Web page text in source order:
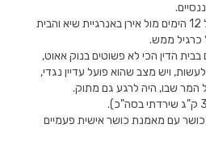
עברתי את המלחמה של 12 הימים מול אירן באנרגיית שיא והבית
כרגיל ממש.
בבית הדין הכי לא פשוטים בנוק אאוט,
ויש מצב שהוא פועל עדיין נגדי,
המר שבו, היה לרגע גם מתוק.
כושר עם מאמנת כושר אישית פעמיים